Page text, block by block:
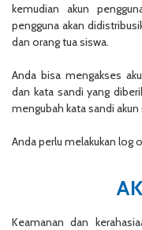
kemudian akun
pengguna akan
dan orang tua siswa.
Anda bisa mengakses
dan kata sandi yang
mengubah kata sandi
Anda perlu melakukan log
Keamanan dan